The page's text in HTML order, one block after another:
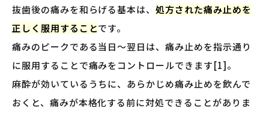
抜歯後の痛みを和らげる基本は、処方された痛み止めを
正しく服用することです。
痛みのピークである当日〜翌日は、痛み止めを指示通り
に服用することで痛みをコントロールできます[1]。
麻酔が効いているうちに、あらかじめ痛み止めを飲んで
おくと、痛みが本格化する前に対処できることがありま